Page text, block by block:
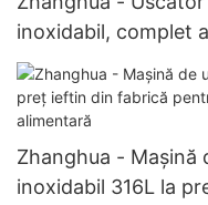
inoxidabil, complet
cu uscător cu palete
Zhanghua - Mașină
inoxidabil 316L la